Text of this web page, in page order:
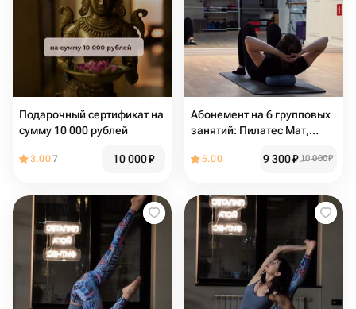
Подарочный сертификат на
сумму 10 000 рублей
3.007 10 000₽
Абонемент на 6 групповых
занятий: Пилатес Мат,
FlowCore
5.00 9 300₽ 10 000₽